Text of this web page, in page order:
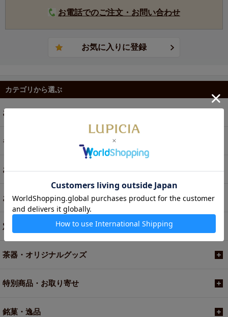
お電話でのご注文・お問い合わせ
カテゴリから選ぶ
お茶
ギフト
お菓子・食品・飲料
お買い得商品
定期便
茶器・オリジナルグッズ
特別商品・お取り寄せ
銘菓・逸品